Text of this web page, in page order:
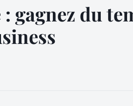
gagnez du